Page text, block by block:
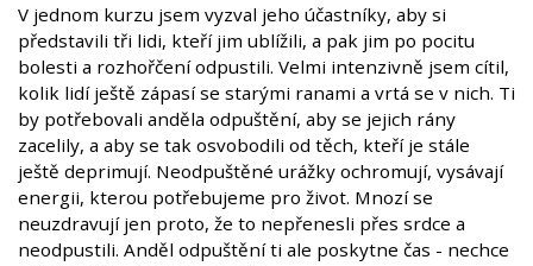
V jednom kurzu jsem vyzval jeho účastníky, aby si
představili tři lidi, kteří jim ublížili, a pak jim po pocitu
bolesti a rozhořčení odpustili. Velmi intenzivně jsem cítil,
kolik lidí ještě zápasí se starými ranami a vrtá se v nich. Ti
by potřebovali anděla odpuštění, aby se jejich rány
zacelily, a aby se tak osvobodili od těch, kteří je stále
ještě deprimují. Neodpuštěné urážky ochromují, vysávají
energii, kterou potřebujeme pro život. Mnozí se
neuzdravují jen proto, že to nepřenesli přes srdce a
neodpustili. Anděl odpuštění ti ale poskytne čas - nechce